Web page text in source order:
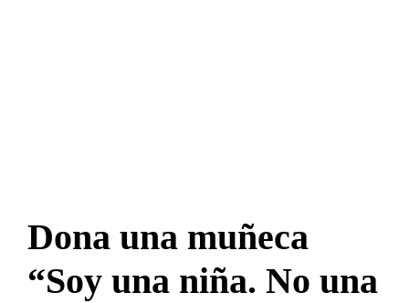
Dona una muñeca
“Soy una niña. No una